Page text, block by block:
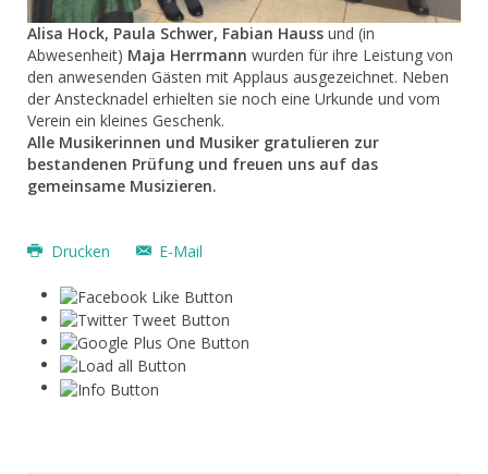
Alisa Hock, Paula Schwer, Fabian Hauss und (in
Abwesenheit) Maja Herrmann wurden für ihre Leistung von
den anwesenden Gästen mit Applaus ausgezeichnet. Neben
der Anstecknadel erhielten sie noch eine Urkunde und vom
Verein ein kleines Geschenk.
Alle Musikerinnen und Musiker gratulieren zur
bestandenen Prüfung und freuen uns auf das
gemeinsame Musizieren.
Drucken E-Mail